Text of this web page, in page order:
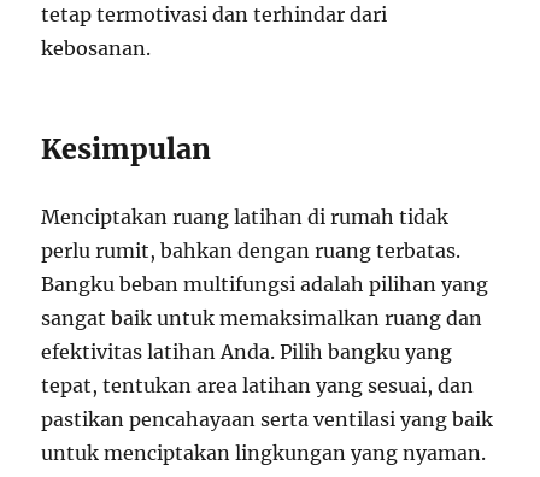
tetap termotivasi dan terhindar dari
kebosanan.
Kesimpulan
Menciptakan ruang latihan di rumah tidak
perlu rumit, bahkan dengan ruang terbatas.
Bangku beban multifungsi adalah pilihan yang
sangat baik untuk memaksimalkan ruang dan
efektivitas latihan Anda. Pilih bangku yang
tepat, tentukan area latihan yang sesuai, dan
pastikan pencahayaan serta ventilasi yang baik
untuk menciptakan lingkungan yang nyaman.